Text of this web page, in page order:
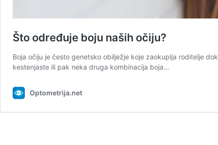
Što određuje boju naših očiju?
Boja očiju je često genetsko obilježje koje zaokuplja roditelje
kestenjaste ili pak neka druga kombinacija boja…
Optometrija.net